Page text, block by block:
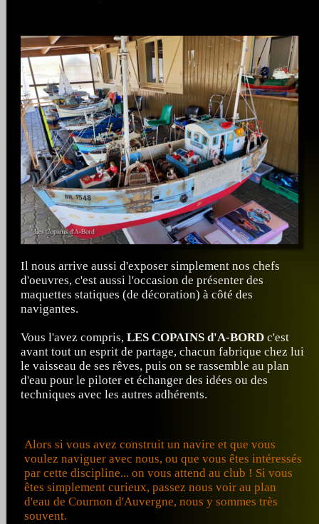
Il nous arrive aussi d'exposer simplement nos chefs
d'oeuvres, c'est aussi l'occasion de présenter des
maquettes statiques (de décoration) à côté des
navigantes.
Vous l'avez compris, LES COPAINS d'A-BORD c'est
avant tout un esprit de partage, chacun fabrique chez lui
le vaisseau de ses rêves, puis on se rassemble au plan
d'eau pour le piloter et échanger des idées ou des
techniques avec les autres adhérents.
Alors si vous avez construit un navire et que vous
voulez naviguer avec nous, ou que vous êtes intéressés
par cette discipline... on vous attend au club ! Si vous
êtes simplement curieux, passez nous voir au plan
d'eau de Cournon d'Auvergne, nous y sommes très
souvent.